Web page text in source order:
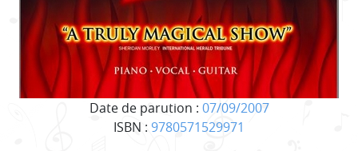
Date de parution : 07/09/2007
ISBN : 9780571529971